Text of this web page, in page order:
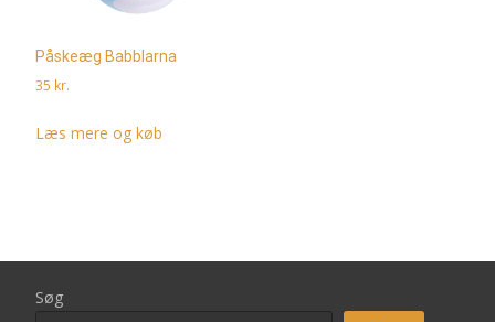
Påskeæg Babblarna
35 kr.
Læs mere og køb
Søg